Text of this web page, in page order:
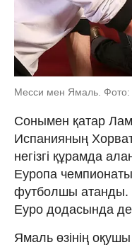
Месси мен Ямаль. Фото:
Сонымен қатар
Испанияның
негізгі құрамда
Еуропа
футболшы атанды.
Еуро додасында
Ямаль өзінің